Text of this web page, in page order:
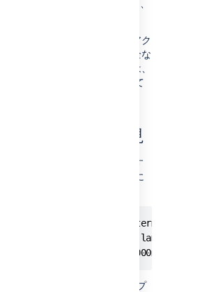
ティの完全な説明と、特定のアク
サンドボックスの微調整や完全な
きる追加プロパティについては、
」を参照して
アクションの監視
サンドボックス) の処理が終了す
に
17:35:35 WARN [sandbox-terminator]
33384ms exceeds limit 30000ms
ユーザーが次に外部 プロセス プ